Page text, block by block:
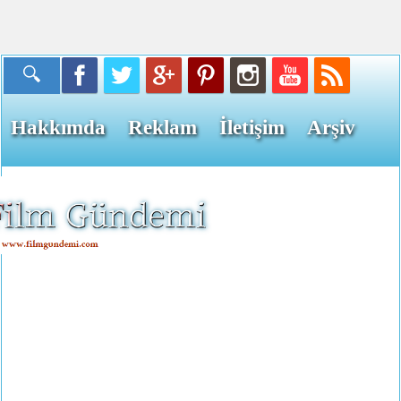
Hakkımda Reklam İletişim Arşiv